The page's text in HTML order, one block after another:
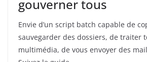
gouverner tous
Envie d’un script batch capable de
sauvegarder des dossiers, de traiter
multimédia, de vous envoyer des